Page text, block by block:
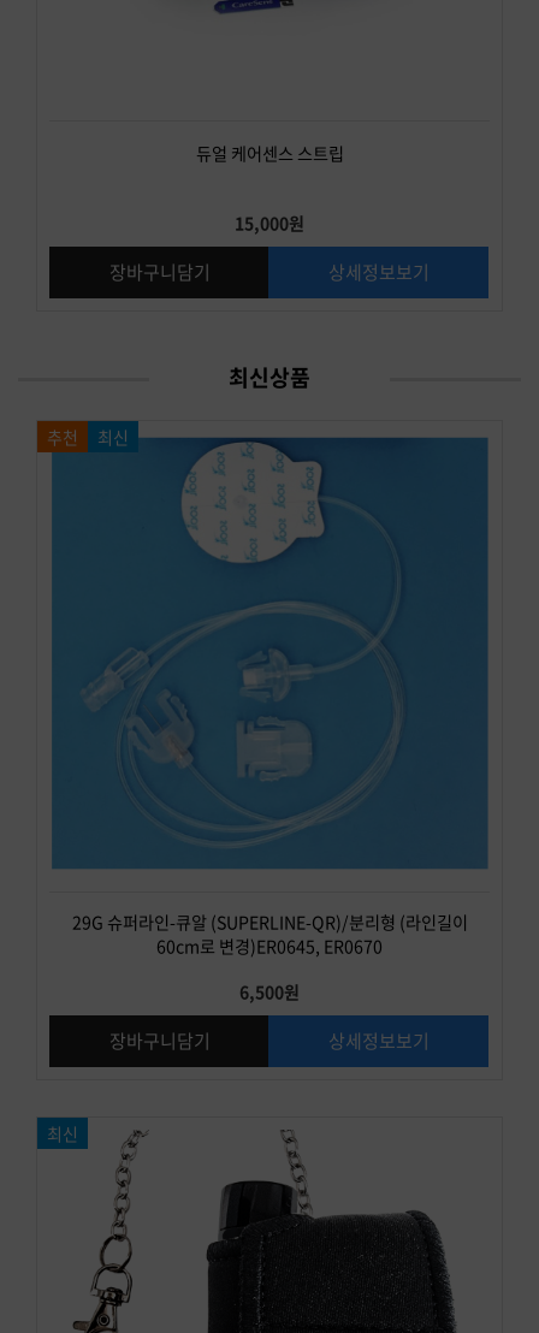
듀얼 케어센스 스트립
15,000원
장바구니담기 상세정보보기
최신상품
추천 최신
29G 슈퍼라인-큐알 (SUPERLINE-QR)/분리형 (라인길이
60cm로 변경)ER0645, ER0670
6,500원
장바구니담기 상세정보보기
최신